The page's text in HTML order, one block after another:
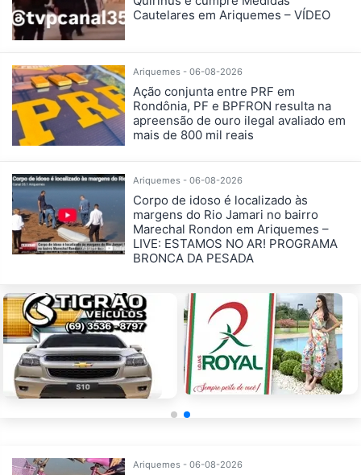
Cautelares em Ariquemes – VÍDEO
Ariquemes - 06-08-2026
Ação conjunta entre PRF em
Rondônia, PF e BPFRON resulta na
apreensão de ouro ilegal avaliado em
mais de 800 mil reais
Ariquemes - 06-08-2026
Corpo de idoso é localizado às
margens do Rio Jamari no bairro
Marechal Rondon em Ariquemes –
LIVE: ESTAMOS NO AR! PROGRAMA
BRONCA DA PESADA
Ariquemes - 06-08-2026